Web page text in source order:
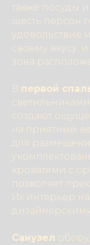
также посуды
шесть персон
удовольствие
своему вкусу,
зона
В первой
создают
на приятный
для
кроватями с
позволяет
Их интерьер
Санузел